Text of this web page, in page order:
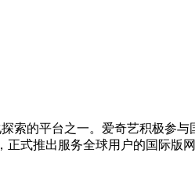
的平台之一。爱奇艺积极参
式推出服务全球用户的国际版